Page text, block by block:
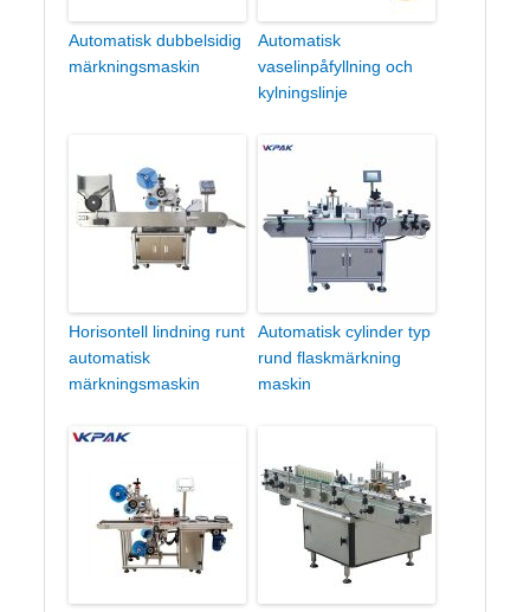
Automatisk dubbelsidig
märkningsmaskin
Automatisk
vaselinpåfyllning och
kylningslinje
Horisontell lindning runt
automatisk
märkningsmaskin
Automatisk cylinder typ
rund flaskmärkning
maskin